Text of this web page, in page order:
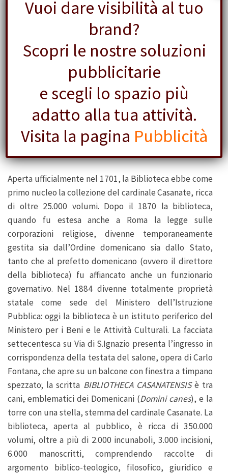
2 Stemma Barberini
Aperta ufficialmente nel 1701, la Biblioteca ebbe come
primo nucleo la collezione del cardinale Casanate, ricca
di oltre 25.000 volumi. Dopo il 1870 la biblioteca,
quando fu estesa anche a Roma la legge sulle
corporazioni religiose, divenne temporaneamente
gestita sia dall’Ordine domenicano sia dallo Stato,
tanto che al prefetto domenicano (ovvero il direttore
della biblioteca) fu affiancato anche un funzionario
governativo. Nel 1884 divenne totalmente proprietà
statale come sede del Ministero dell’Istruzione
Pubblica: oggi la biblioteca è un istituto periferico del
Ministero per i Beni e le Attività Culturali. La facciata
settecentesca su Via di S.Ignazio presenta l’ingresso in
corrispondenza della testata del salone, opera di Carlo
Fontana, che apre su un balcone con finestra a timpano
spezzato; la scritta BIBLIOTHECA CASANATENSISè tra
cani, emblematici dei Domenicani (Domini canes), e la
torre con una stella, stemma del cardinale Casanate. La
biblioteca, aperta al pubblico, è ricca di 350.000
volumi, oltre a più di 2.000 incunaboli, 3.000 incisioni,
6.000 manoscritti, comprendendo raccolte di
argomento biblico-teologico, filosofico, giuridico e
Vuoi dare visibilità al tuo
brand?
Scopri le nostre soluzioni
pubblicitarie
e scegli lo spazio più
adatto alla tua attività.
Visita la pagina Pubblicità